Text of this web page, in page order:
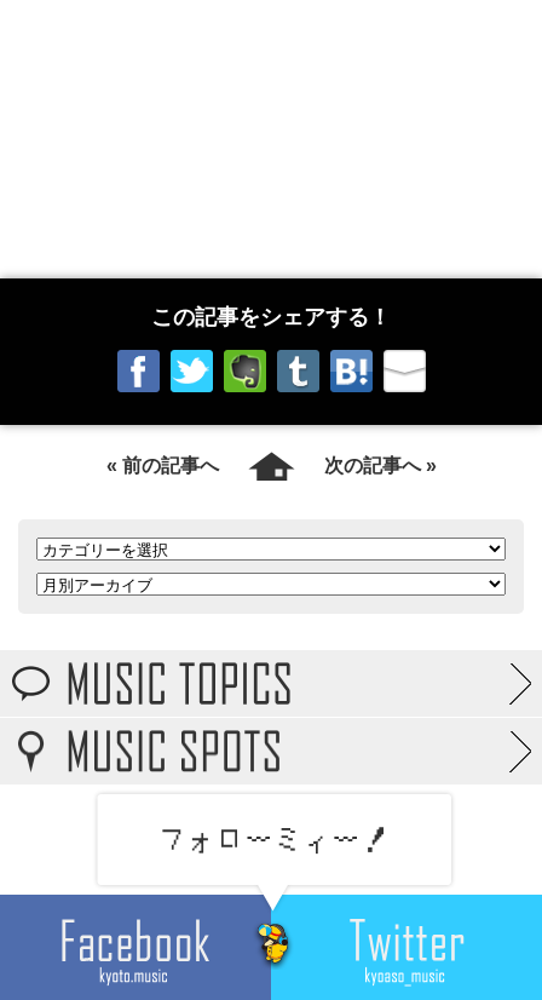
この記事をシェアする！
« 前の記事へ 次の記事へ »